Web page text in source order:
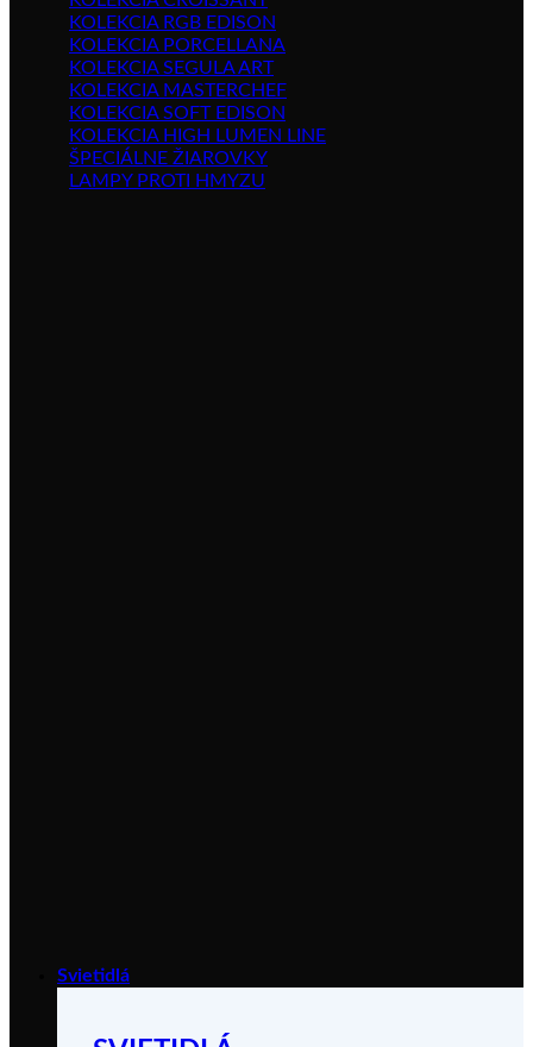
KOLEKCIA RGB EDISON
KOLEKCIA PORCELLANA
KOLEKCIA SEGULA ART
KOLEKCIA MASTERCHEF
KOLEKCIA SOFT EDISON
KOLEKCIA HIGH LUMEN LINE
ŠPECIÁLNE ŽIAROVKY
LAMPY PROTI HMYZU
Svietidlá